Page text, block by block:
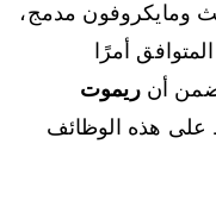
ومايكروفون مدمج،
أمرًا
ريموت
على هذه الوظائف